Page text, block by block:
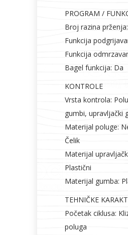
PROGRAM /
Broj razina
Funkcija
Funkcija
Bagel funkcija: Da
KONTROLE
Vrsta kontrola:
gumbi, upravljački
Materijal poluge:
Čelik
Materijal
Plastični
Materijal gumba:
TEHNIČKE
Početak ciklusa:
poluga